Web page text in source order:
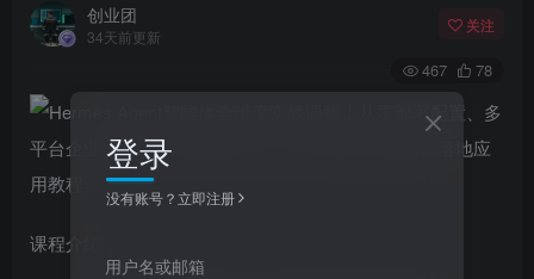
创业团
34天前更新
关注
467 78
课程介绍
登录
没有账号？立即注册
用户名或邮箱